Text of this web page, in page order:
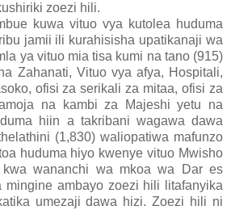
zoezi hili.
kuwa vituo vya kutolea huduma
jamii ili kurahisisha upatikanaji wa
ya vituo mia tisa kumi na tano (915)
Zahanati, Vituo vya afya, Hospitali,
ofisi za serikali za mitaa, ofisi za
na kambi za Majeshi yetu na
hiin a takribani wagawa dawa
(1,830) waliopatiwa mafunzo
huduma hiyo kwenye vituo Mwisho
kwa wananchi wa mkoa wa Dar es
mingine ambayo zoezi hili litafanyika
umezaji dawa hizi. Zoezi hili ni